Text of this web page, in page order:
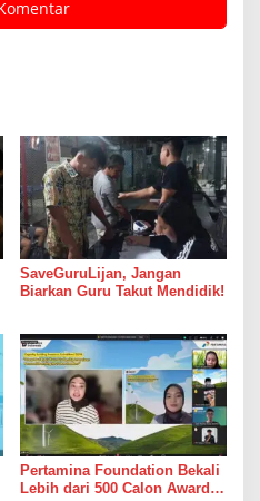
SaveGuruLijan, Jangan
Biarkan Guru Takut Mendidik!
Pertamina Foundation Bekali
Lebih dari 500 Calon Awardee